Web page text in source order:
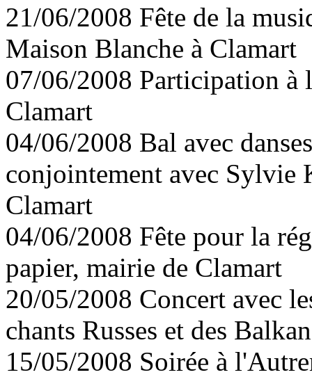
21/06/2008 Fête de la
Maison Blanche à Clamart
07/06/2008 Participation à
Clamart
04/06/2008 Bal avec
conjointement avec Sylvie
Clamart
04/06/2008 Fête pour la
papier, mairie de Clamart
20/05/2008 Concert avec
chants Russes et des
15/05/2008 Soirée à